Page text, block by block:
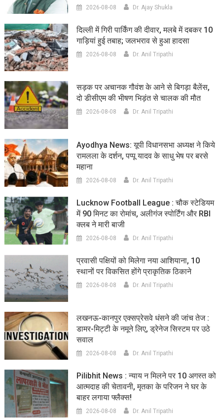
2026-08-08 Dr. Ajay Shukla
दिल्ली में गिरी पार्किंग की दीवार, मलबे में दबकर 10
गाड़ियां हुई तबाह; जलभराव से हुआ हादसा
2026-08-08 Dr. Anil Tripathi
सड़क पर अचानक गौवंश के आने से बिगड़ा बैलेंस,
दो डीसीएम की भीषण भिड़ंत से चालक की मौत
2026-08-08 Dr. Anil Tripathi
Ayodhya News: यूपी विधानसभा अध्यक्ष ने किये
रामलला के दर्शन, पप्पू यादव के साधु भेष पर बरसे
महाना
2026-08-08 Dr. Anil Tripathi
Lucknow Football League : चौक स्टेडियम
में 90 मिनट का रोमांच, अलीगंज स्पोर्टिंग और RBI
क्लब ने मारी बाजी
2026-08-08 Dr. Anil Tripathi
प्रवासी पक्षियों को मिलेगा नया आशियाना, 10
स्थानों पर विकसित होंगे प्राकृतिक ठिकाने
2026-08-08 Dr. Anil Tripathi
लखनऊ-कानपुर एक्सप्रेसवे धंसने की जांच तेज :
डामर-मिट्टी के नमूने लिए, ड्रेनेज सिस्टम पर उठे
सवाल
2026-08-08 Dr. Anil Tripathi
Pilibhit News : न्याय न मिलने पर 10 अगस्त को
आत्मदाह की चेतावनी, मृतका के परिजन ने घर के
बाहर लगाया फ्लैक्स!
2026-08-08 Dr. Anil Tripathi